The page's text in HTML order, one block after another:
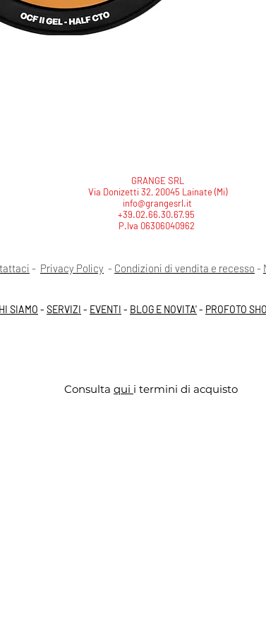
GRANGE SRL
Via Donizetti 32, 20045 Lainate (Mi)
info@grangesrl.it
+39.02.66.30.67.95
P.Iva 06306040962
- Privacy Policy - Condizioni di vendita e recesso -
SIAMO - SERVIZI - EVENTI - BLOG E NOVITA'- PROFOTO
Consulta qui i termini di acquisto